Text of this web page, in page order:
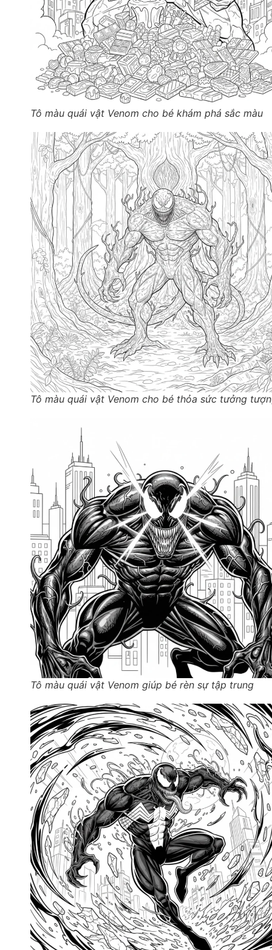
Tô màu quái vật Venom cho bé khám phá sắc màu
Tô màu quái vật Venom cho bé thỏa sức tưởng
Tô màu quái vật Venom giúp bé rèn sự tập trung